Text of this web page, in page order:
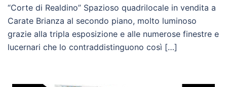
“Corte di Realdino” Spazioso quadrilocale in vendita a
Carate Brianza al secondo piano, molto luminoso
grazie alla tripla esposizione e alle numerose finestre e
lucernari che lo contraddistinguono così […]